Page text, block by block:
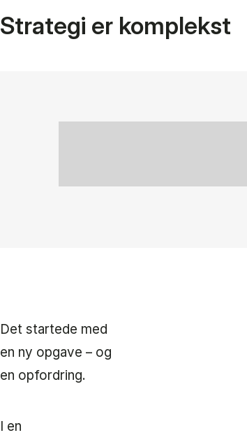
Strategi er komplekst
Det startede med
en ny opgave – og
en opfordring.
I en